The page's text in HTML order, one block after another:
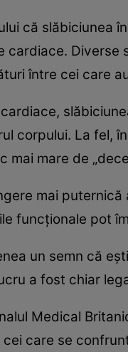
că slăbiciunea
cardiace.
între cei care
corpului. La fel,
mare de
mai
funcționale pot
un semn că
a fost chiar
Medical
care se